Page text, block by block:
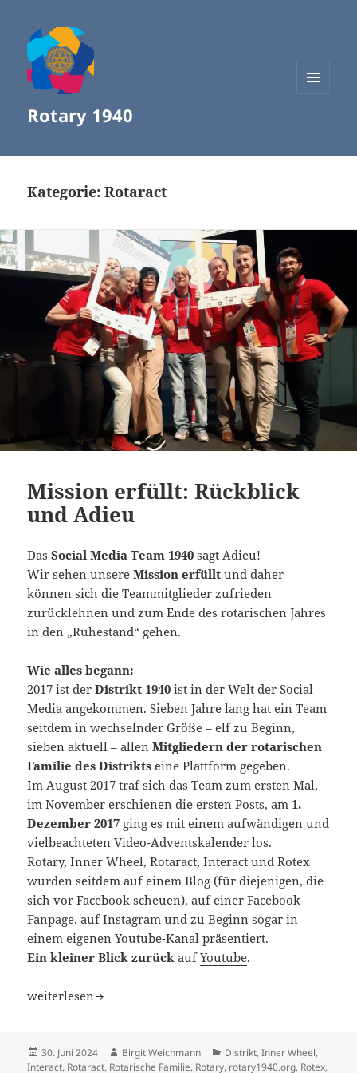
Rotary 1940
Kategorie:Rotaract
Mission erfüllt: Rückblick
und Adieu
DasSocial Media Team 1940 sagt Adieu!
Wir sehen unsereMission erfüllt und daher
können sich die Teammitglieder zufrieden
zurücklehnen und zum Ende des rotarischen Jahres
in den „Ruhestand“ gehen.
Wie alles begann:
2017 ist derDistrikt 1940 ist in der Welt der Social
Media angekommen. Sieben Jahre lang hat ein Team
seitdem in wechselnder Größe – elf zu Beginn,
sieben aktuell – allenMitgliedern der rotarischen
Familie des Distrikts eine Plattform gegeben.
Im August 2017 traf sich das Team zum ersten Mal,
im November erschienen die ersten Posts, am1.
Dezember 2017 ging es mit einem aufwändigen und
vielbeachteten Video-Adventskalender los.
Rotary, Inner Wheel, Rotaract, Interact und Rotex
wurden seitdem auf einem Blog (für diejenigen, die
sich vor Facebook scheuen), auf einer Facebook-
Fanpage, auf Instagram und zu Beginn sogar in
einem eigenen Youtube-Kanal präsentiert.
Ein kleiner Blick zurück aufYoutube.
Mission erfüllt: Rückblick und Adieu
weiterlesen
Veröffentlicht
am
30. Juni 2024 Autor
Birgit Weichmann Kategorien
Distrikt,Inner Wheel,
Interact, Rotaract, Rotarische Familie, Rotary, rotary1940.org, Rotex,